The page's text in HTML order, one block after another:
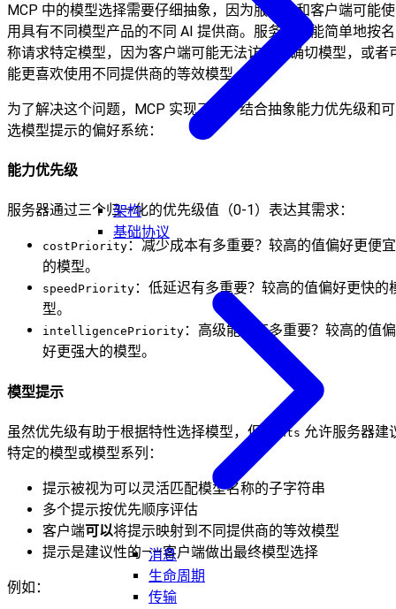
架构
基础协议
消息
生命周期
传输
MCP 中的模型选择需要仔细抽象，因为服务器和客户端可能使
用具有不同模型产品的不同 AI 提供商。服务器不能简单地按名
称请求特定模型，因为客户端可能无法访问该确切模型，或者
能更喜欢使用不同提供商的等效模型。
为了解决这个问题，MCP 实现了一个结合抽象能力优先级和可
选模型提示的偏好系统：
能力优先级
服务器通过三个归一化的优先级值（0-1）表达其需求：
costPriority ：减少成本有多重要？较高的值偏好更便宜
的模型。
speedPriority ：低延迟有多重要？较高的值偏好更快的
型。
intelligencePriority ：高级能力有多重要？较高的值偏
好更强大的模型。
模型提示
虽然优先级有助于根据特性选择模型，但 hints 允许服务器建
特定的模型或模型系列：
提示被视为可以灵活匹配模型名称的子字符串
多个提示按优先顺序评估
客户端可以将提示映射到不同提供商的等效模型
提示是建议性的——客户端做出最终模型选择
例如：